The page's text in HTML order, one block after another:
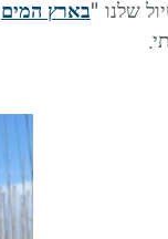
שלנו "בארץ המים